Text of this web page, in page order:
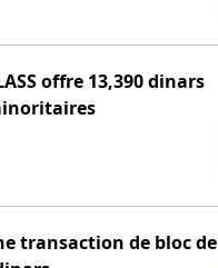
offre 13,390 dinars
transaction de bloc de